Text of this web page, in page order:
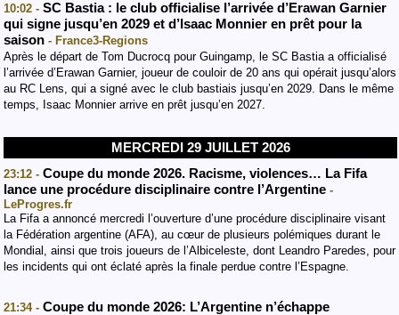
10:02 - SC Bastia : le club officialise l’arrivée d’Erawan Garnier
qui signe jusqu’en 2029 et d’Isaac Monnier en prêt pour la
saison - France3-Regions
Après le départ de Tom Ducrocq pour Guingamp, le SC Bastia a officialisé
l’arrivée d’Erawan Garnier, joueur de couloir de 20 ans qui opérait jusqu’alors
au RC Lens, qui a signé avec le club bastiais jusqu’en 2029. Dans le même
temps, Isaac Monnier arrive en prêt jusqu’en 2027.
MERCREDI 29 JUILLET 2026
23:12 - Coupe du monde 2026. Racisme, violences… La Fifa
lance une procédure disciplinaire contre l’Argentine -
LeProgres.fr
La Fifa a annoncé mercredi l’ouverture d’une procédure disciplinaire visant
la Fédération argentine (AFA), au cœur de plusieurs polémiques durant le
Mondial, ainsi que trois joueurs de l’Albiceleste, dont Leandro Paredes, pour
les incidents qui ont éclaté après la finale perdue contre l’Espagne.
21:34 - Coupe du monde 2026: L’Argentine n’échappe